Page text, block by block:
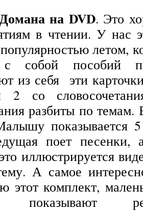
на DVD. Это
в чтении. У нас
летом,
собой пособий
из себя эти
2 со
разбиты по
показывается
поет песенки,
иллюстрируется
А самое
этот комплект,
показывают